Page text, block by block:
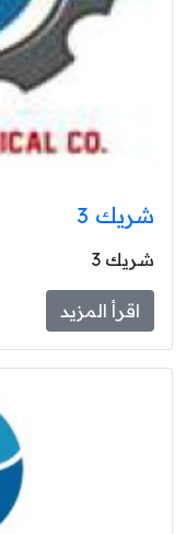
شريك 3
شريك 3
اقرأ المزيد